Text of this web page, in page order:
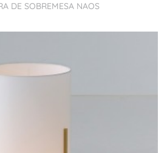
DE SOBREMESA NAOS